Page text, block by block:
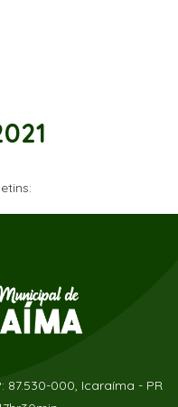
87.530-000, Icaraíma - PR